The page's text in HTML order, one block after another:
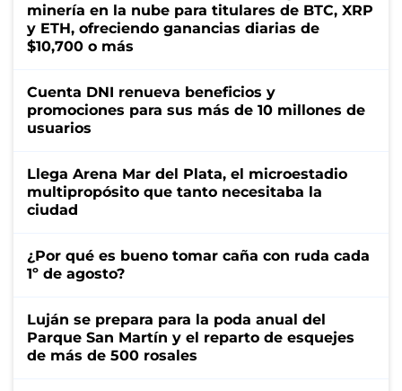
minería en la nube para titulares de BTC, XRP
y ETH, ofreciendo ganancias diarias de
$10,700 o más
Cuenta DNI renueva beneficios y
promociones para sus más de 10 millones de
usuarios
Llega Arena Mar del Plata, el microestadio
multipropósito que tanto necesitaba la
ciudad
¿Por qué es bueno tomar caña con ruda cada
1º de agosto?
Luján se prepara para la poda anual del
Parque San Martín y el reparto de esquejes
de más de 500 rosales